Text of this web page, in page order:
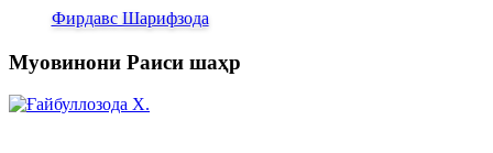
Фирдавс Шарифзода
Муовинони Раиси шаҳр